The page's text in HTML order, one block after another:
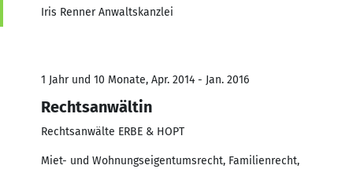
Iris Renner Anwaltskanzlei
1 Jahr und 10 Monate, Apr. 2014 - Jan. 2016
Rechtsanwältin
Rechtsanwälte ERBE & HOPT
Miet- und Wohnungseigentumsrecht, Familienrecht,